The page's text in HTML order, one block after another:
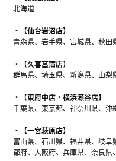
北海道
【仙台岩沼店】
青森県、岩手県、宮城県、秋
【久喜菖蒲店】
群馬県、埼玉県、新潟県、山梨
【東府中店・横浜瀬谷店】
千葉県、東京都、神奈川県、沖
【一宮萩原店】
富山県、石川県、福井県、岐
都府、大阪府、兵庫県、奈良県